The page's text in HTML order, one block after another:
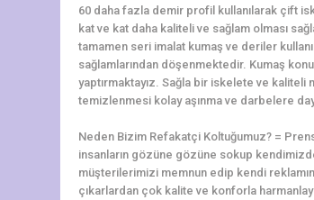
60 daha fazla demir profil kullanılarak çift
kat ve kat daha kaliteli ve sağlam olması
tamamen seri imalat kumaş ve deriler
sağlamlarından döşenmektedir. Kumaş
yaptırmaktayız. Sağla bir iskelete ve kaliteli
temizlenmesi kolay aşınma ve darbelere
Neden Bizim Refakatçi Koltuğumuz? =
insanların gözüne gözüne sokup
müşterilerimizi memnun edip kendi
çıkarlardan çok kalite ve konforla